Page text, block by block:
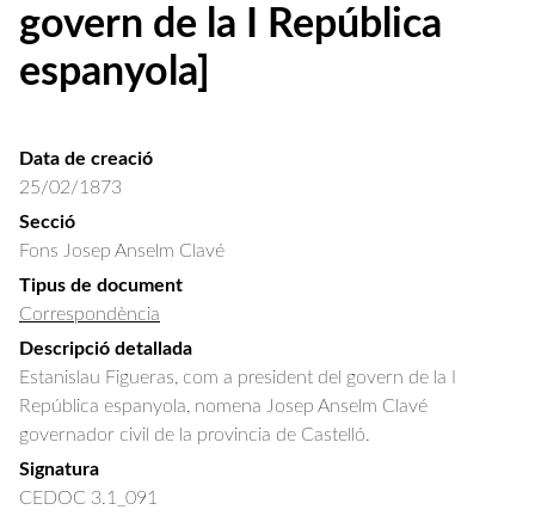
govern de la I República
espanyola]
Data de creació
25/02/1873
Secció
Fons Josep Anselm Clavé
Tipus de document
Correspondència
Descripció detallada
Estanislau Figueras, com a president del govern de la I
República espanyola, nomena Josep Anselm Clavé
governador civil de la provincia de Castelló.
Signatura
CEDOC 3.1_091